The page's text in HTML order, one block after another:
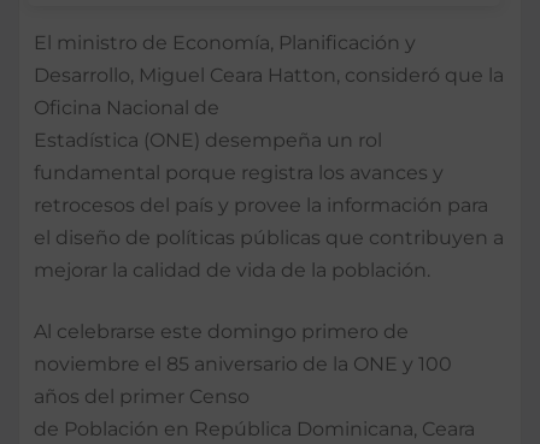
El ministro de Economía, Planificación y
Desarrollo, Miguel Ceara Hatton, consideró que la
Oficina Nacional de
Estadística (ONE) desempeña un rol
fundamental porque registra los avances y
retrocesos del país y provee la información para
el diseño de políticas públicas que contribuyen a
mejorar la calidad de vida de la población.
Al celebrarse este domingo primero de
noviembre el 85 aniversario de la ONE y 100
años del primer Censo
de Población en República Dominicana, Ceara